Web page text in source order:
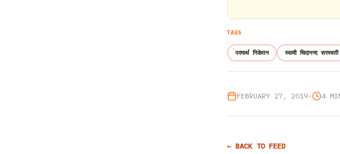
TAGS
परमार्थ निकेतन स्वामी चिदानन्द सरस्वती
FEBRUARY 27, 2019• 4
← BACK TO FEED